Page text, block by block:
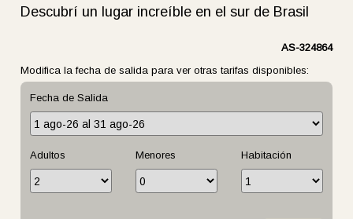
Descubrí un lugar increíble en el sur de Brasil
AS-324864
Modifica la fecha de salida para ver otras tarifas disponibles:
Fecha de Salida
Adultos Menores Habitación